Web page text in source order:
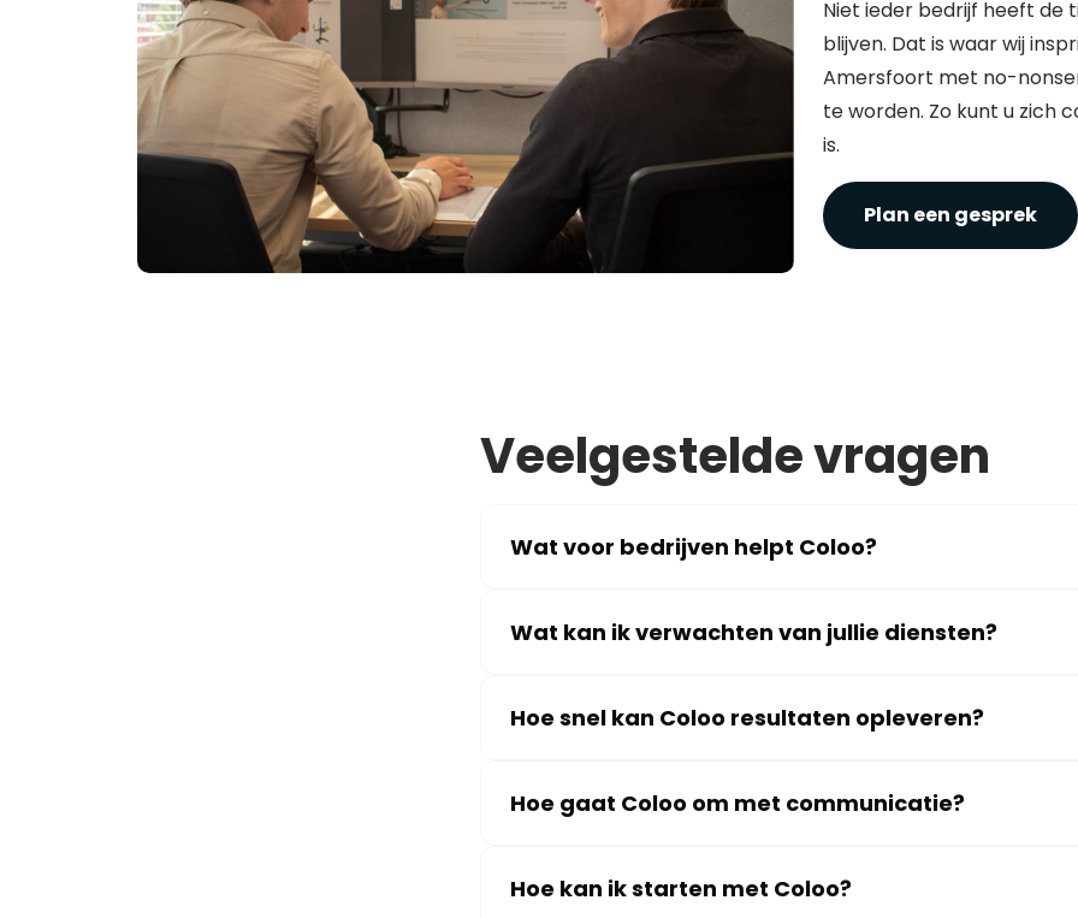
Niet ieder bedrijf heeft de
blijven. Dat is waar wij
Amersfoort met no-
te worden. Zo kunt u zich
is.
Plan een gesprek
Veelgestelde vragen
Wat voor bedrijven helpt Coloo?
Wat kan ik verwachten van jullie diensten?
Hoe snel kan Coloo resultaten opleveren?
Hoe gaat Coloo om met communicatie?
Hoe kan ik starten met Coloo?